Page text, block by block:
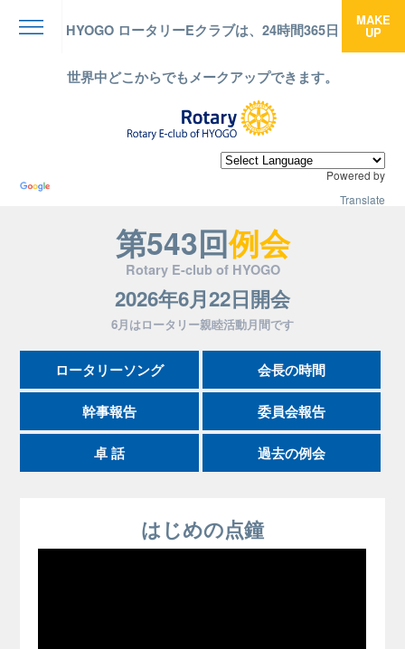
HYOGO ロータリーEクラブは、24時間365日
世界中どこからでもメークアップできます。
MAKE
UP
Powered by
Translate
第543回例会
Rotary E-club of HYOGO
2026年6月22日開会
6月はロータリー親睦活動月間です
ロータリーソング 会長の時間
幹事報告 委員会報告
卓 話 過去の例会
はじめの点鐘